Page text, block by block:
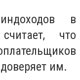
в
что
доверяет им.